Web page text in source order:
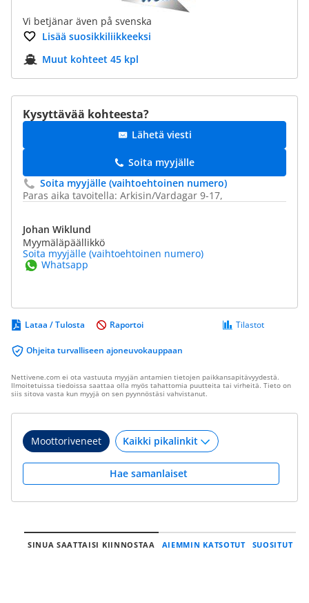
Vi betjänar även på svenska
Lisää suosikkiliikkeeksi
Muut kohteet 45 kpl
Kysyttävää kohteesta?
Lähetä viesti
Soita myyjälle
Soita myyjälle (vaihtoehtoinen numero)
Paras aika tavoitella: Arkisin/Vardagar 9-17,
Johan Wiklund
Myymäläpäällikkö
Soita myyjälle (vaihtoehtoinen numero)
Whatsapp
Lataa / Tulosta
Ohjeita turvalliseen ajoneuvokauppaan
Tilastot
Raportoi
Nettivene.com ei ota vastuuta myyjän antamien tietojen paikkansapitävyydestä.
Ilmoitetuissa tiedoissa saattaa olla myös tahattomia puutteita tai virheitä. Tieto on
siis sitova vasta kun myyjä on sen pyynnöstäsi vahvistanut.
Moottoriveneet
Hae samanlaiset
SINUA SAATTAISI KIINNOSTAA AIEMMIN KATSOTUT SUOSITUT